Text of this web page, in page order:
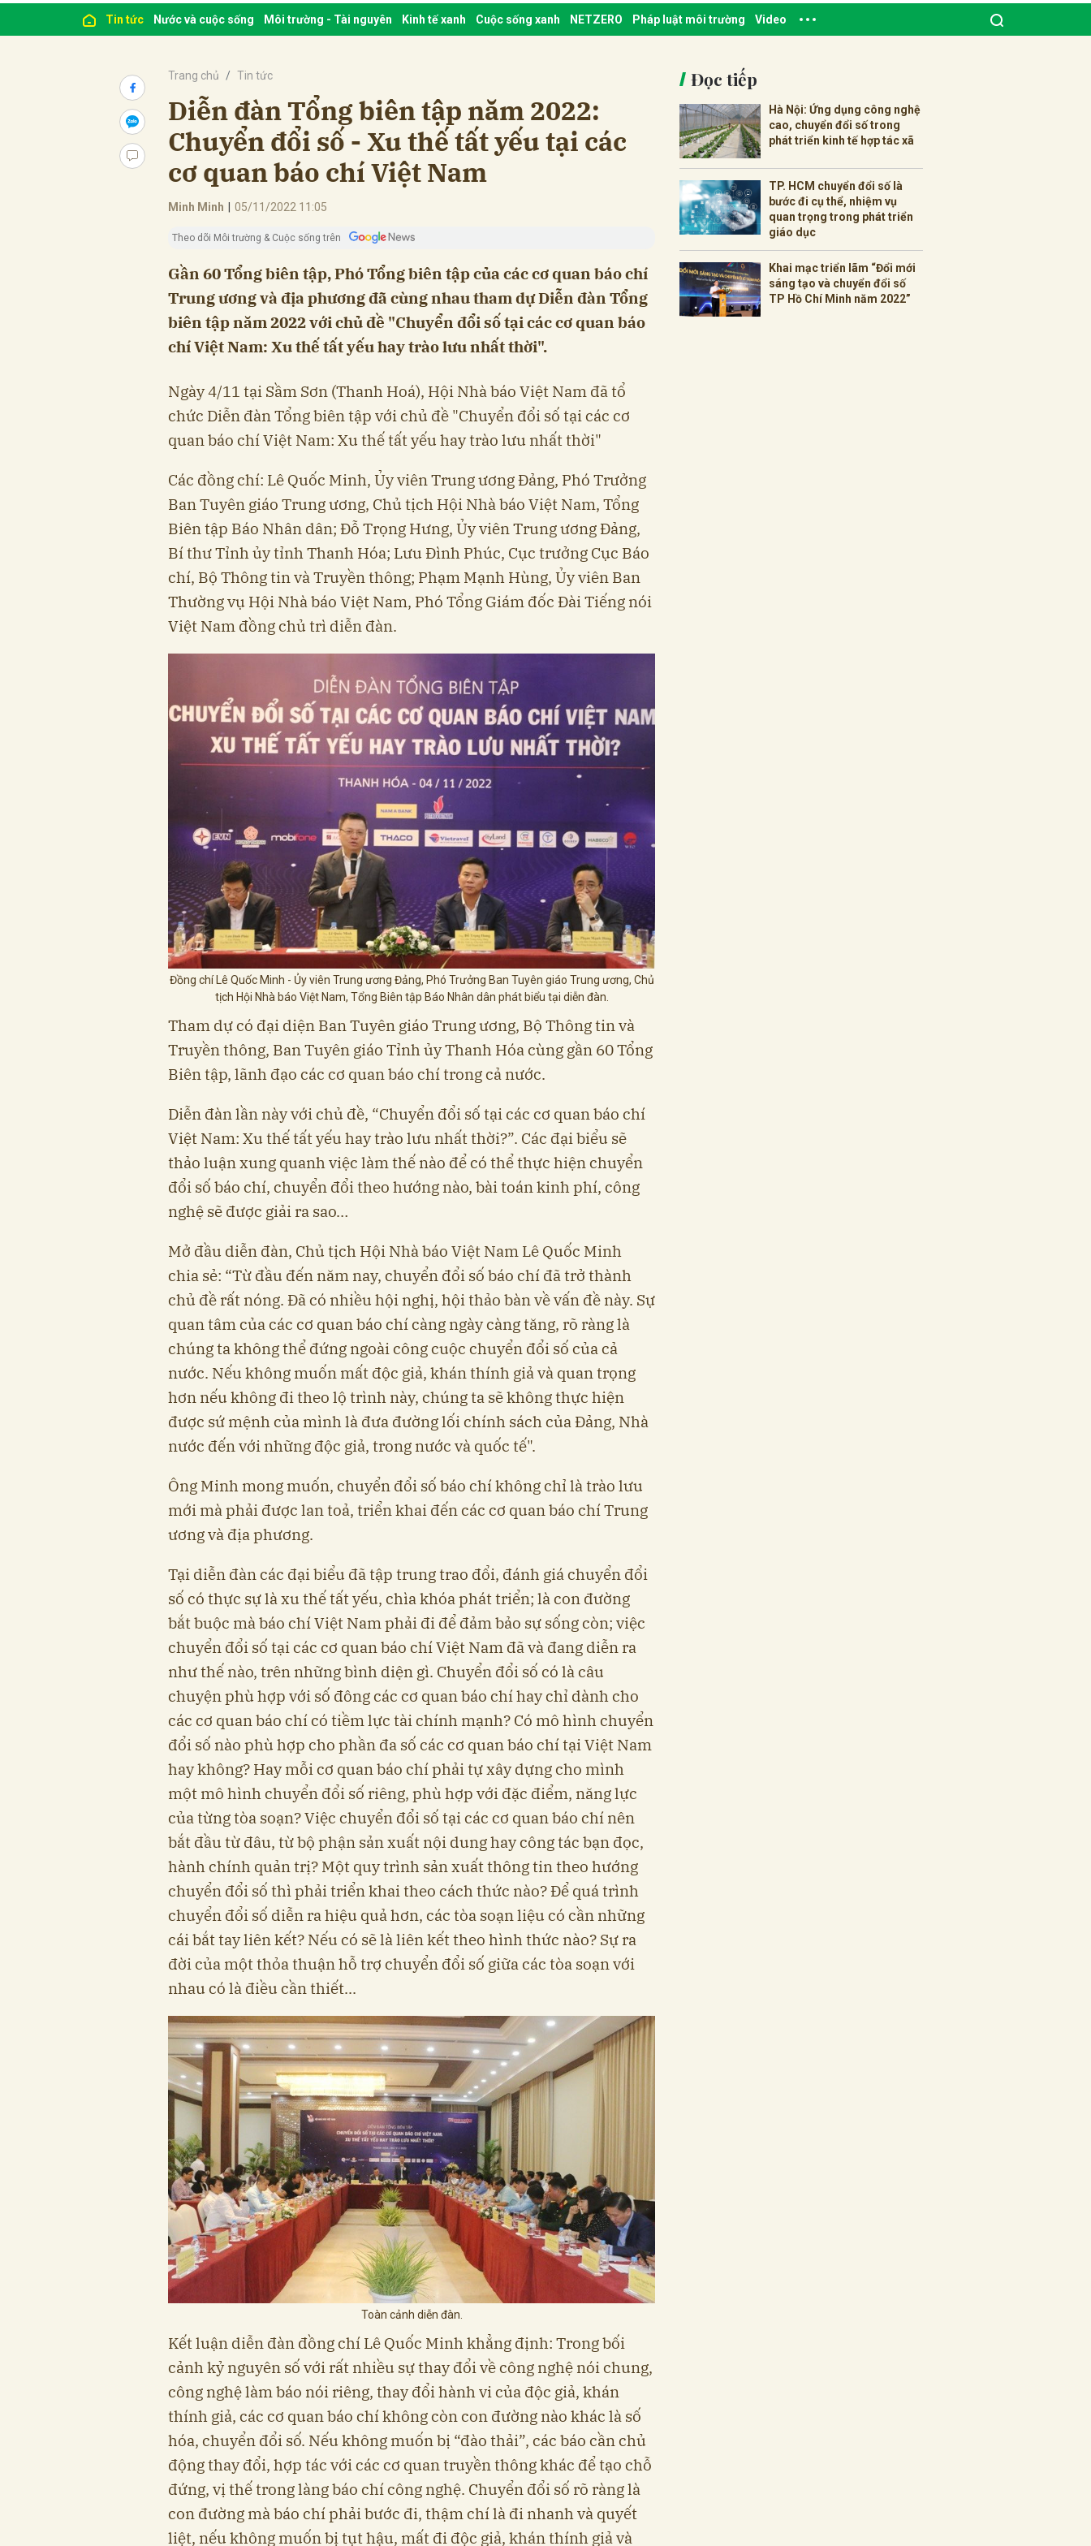
Tin tức Nước và cuộc sống Môi trường - Tài nguyên Kinh tế xanh Cuộc sống xanh NETZERO Pháp luật môi trường Video
Trang chủ Tin tức
Diễn đàn Tổng biên tập năm 2022:
Chuyển đổi số - Xu thế tất yếu tại các
cơ quan báo chí Việt Nam
Minh Minh 05/11/2022 11:05
Theo dõi Môi trường & Cuộc sống trên
Gần 60 Tổng biên tập, Phó Tổng biên tập của các cơ quan báo chí
Trung ương và địa phương đã cùng nhau tham dự Diễn đàn Tổng
biên tập năm 2022 với chủ đề "Chuyển đổi số tại các cơ quan báo
chí Việt Nam: Xu thế tất yếu hay trào lưu nhất thời".
Ngày 4/11 tại Sầm Sơn (Thanh Hoá), Hội Nhà báo Việt Nam đã tổ
chức Diễn đàn Tổng biên tập với chủ đề "Chuyển đổi số tại các cơ
quan báo chí Việt Nam: Xu thế tất yếu hay trào lưu nhất thời"
Các đồng chí: Lê Quốc Minh, Ủy viên Trung ương Đảng, Phó Trưởng
Ban Tuyên giáo Trung ương, Chủ tịch Hội Nhà báo Việt Nam, Tổng
Biên tập Báo Nhân dân; Đỗ Trọng Hưng, Ủy viên Trung ương Đảng,
Bí thư Tỉnh ủy tỉnh Thanh Hóa; Lưu Đình Phúc, Cục trưởng Cục Báo
chí, Bộ Thông tin và Truyền thông; Phạm Mạnh Hùng, Ủy viên Ban
Thường vụ Hội Nhà báo Việt Nam, Phó Tổng Giám đốc Đài Tiếng nói
Việt Nam đồng chủ trì diễn đàn.
Đồng chí Lê Quốc Minh - Ủy viên Trung ương Đảng, Phó Trưởng Ban Tuyên giáo Trung ương, Chủ
tịch Hội Nhà báo Việt Nam, Tổng Biên tập Báo Nhân dân phát biểu tại diễn đàn.
Tham dự có đại diện Ban Tuyên giáo Trung ương, Bộ Thông tin và
Truyền thông, Ban Tuyên giáo Tỉnh ủy Thanh Hóa cùng gần 60 Tổng
Biên tập, lãnh đạo các cơ quan báo chí trong cả nước.
Diễn đàn lần này với chủ đề, “Chuyển đổi số tại các cơ quan báo chí
Việt Nam: Xu thế tất yếu hay trào lưu nhất thời?”. Các đại biểu sẽ
thảo luận xung quanh việc làm thế nào để có thể thực hiện chuyển
đổi số báo chí, chuyển đổi theo hướng nào, bài toán kinh phí, công
nghệ sẽ được giải ra sao…
Mở đầu diễn đàn, Chủ tịch Hội Nhà báo Việt Nam Lê Quốc Minh
chia sẻ: “Từ đầu đến năm nay, chuyển đổi số báo chí đã trở thành
chủ đề rất nóng. Đã có nhiều hội nghị, hội thảo bàn về vấn đề này. Sự
quan tâm của các cơ quan báo chí càng ngày càng tăng, rõ ràng là
chúng ta không thể đứng ngoài công cuộc chuyển đổi số của cả
nước. Nếu không muốn mất độc giả, khán thính giả và quan trọng
hơn nếu không đi theo lộ trình này, chúng ta sẽ không thực hiện
được sứ mệnh của mình là đưa đường lối chính sách của Đảng, Nhà
nước đến với những độc giả, trong nước và quốc tế".
Ông Minh mong muốn, chuyển đổi số báo chí không chỉ là trào lưu
mới mà phải được lan toả, triển khai đến các cơ quan báo chí Trung
ương và địa phương.
Tại diễn đàn các đại biểu đã tập trung trao đổi, đánh giá chuyển đổi
số có thực sự là xu thế tất yếu, chìa khóa phát triển; là con đường
bắt buộc mà báo chí Việt Nam phải đi để đảm bảo sự sống còn; việc
chuyển đổi số tại các cơ quan báo chí Việt Nam đã và đang diễn ra
như thế nào, trên những bình diện gì. Chuyển đổi số có là câu
chuyện phù hợp với số đông các cơ quan báo chí hay chỉ dành cho
các cơ quan báo chí có tiềm lực tài chính mạnh? Có mô hình chuyển
đổi số nào phù hợp cho phần đa số các cơ quan báo chí tại Việt Nam
hay không? Hay mỗi cơ quan báo chí phải tự xây dựng cho mình
một mô hình chuyển đổi số riêng, phù hợp với đặc điểm, năng lực
của từng tòa soạn? Việc chuyển đổi số tại các cơ quan báo chí nên
bắt đầu từ đâu, từ bộ phận sản xuất nội dung hay công tác bạn đọc,
hành chính quản trị? Một quy trình sản xuất thông tin theo hướng
chuyển đổi số thì phải triển khai theo cách thức nào? Để quá trình
chuyển đổi số diễn ra hiệu quả hơn, các tòa soạn liệu có cần những
cái bắt tay liên kết? Nếu có sẽ là liên kết theo hình thức nào? Sự ra
đời của một thỏa thuận hỗ trợ chuyển đổi số giữa các tòa soạn với
nhau có là điều cần thiết...
Toàn cảnh diễn đàn.
Kết luận diễn đàn đồng chí Lê Quốc Minh khẳng định: Trong bối
cảnh kỷ nguyên số với rất nhiều sự thay đổi về công nghệ nói chung,
công nghệ làm báo nói riêng, thay đổi hành vi của độc giả, khán
thính giả, các cơ quan báo chí không còn con đường nào khác là số
hóa, chuyển đổi số. Nếu không muốn bị “đào thải”, các báo cần chủ
động thay đổi, hợp tác với các cơ quan truyền thông khác để tạo chỗ
đứng, vị thế trong làng báo chí công nghệ. Chuyển đổi số rõ ràng là
con đường mà báo chí phải bước đi, thậm chí là đi nhanh và quyết
liệt, nếu không muốn bị tụt hậu, mất đi độc giả, khán thính giả và
Đọc tiếp
Hà Nội: Ứng dụng công nghệ
cao, chuyển đổi số trong
phát triển kinh tế hợp tác xã
TP. HCM chuyển đổi số là
bước đi cụ thể, nhiệm vụ
quan trọng trong phát triển
giáo dục
Khai mạc triển lãm “Đổi mới
sáng tạo và chuyển đổi số
TP Hồ Chí Minh năm 2022”